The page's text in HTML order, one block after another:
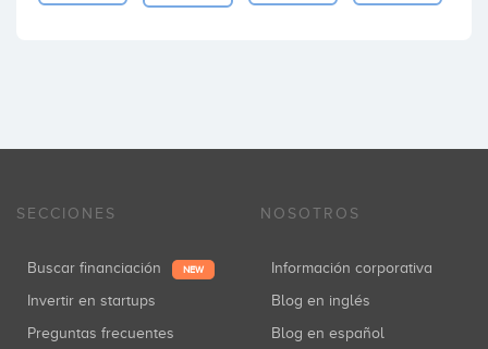
SECCIONES
Buscar financiación NEW
Invertir en startups
Preguntas frecuentes
NOSOTROS
Información corporativa
Blog en inglés
Blog en español